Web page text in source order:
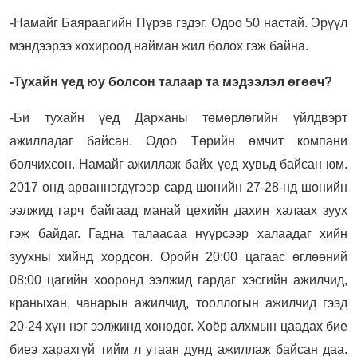
-Намайг Баяраагийн Пүрэв гэдэг. Одоо 50 настай. Эрүүл
мэндээрээ хохироод найман жил болох гэж байна.
-Тухайн үед юу болсон талаар та мэдээлэл өгөөч?
-Би тухайн үед Дарханы төмөрлөгийн үйлдвэрт
ажилладаг байсан. Одоо Төрийн өмчит компани
болчихсон. Намайг ажиллаж байх үед хувьд байсан юм.
2017 онд арваннэгдүгээр сард шөнийн 27-28-нд шөнийн
ээлжид гарч байгаад манай цехийн дахин халаах зуух
гэж байдаг. Гадна талаасаа нүүрсээр халаадаг хийн
зуухны хийнд хордсон. Оройн 20:00 цагаас өглөөний
08:00 цагийн хооронд ээлжид гардаг хэсгийн ажилчид,
краныхан, чанарын ажилчид, тооллогын ажилчид гээд
20-24 хүн нэг ээлжинд хонодог. Хоёр алхмын цаадах бие
биеэ харахгүй тийм л утаан дунд ажиллаж байсан даа.